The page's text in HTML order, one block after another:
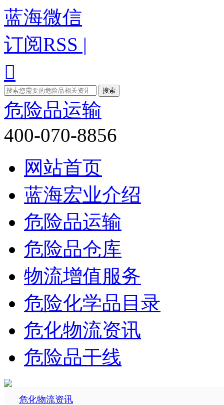
蓝海微信
订阅RSS |

危险品运输
400-070-8856
网站首页
蓝海宏业介绍
危险品运输
危险品仓库
物流增值服务
危险化学品目录
危化物流资讯
危险品干线
危化物流资讯